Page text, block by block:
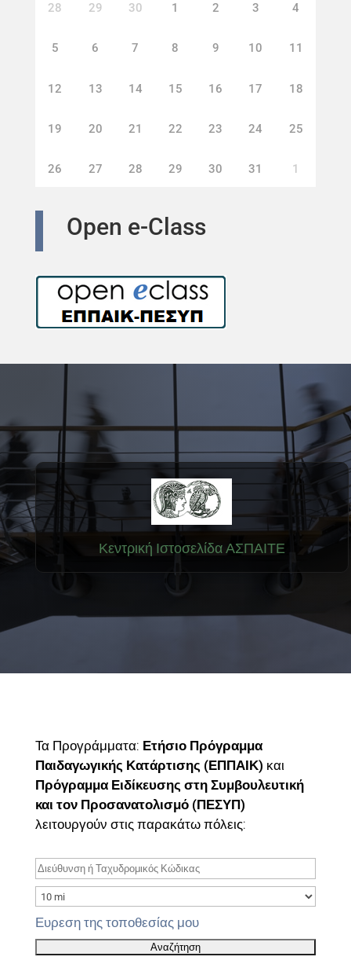
28 29 30 1 2 3 4
5 6 7 8 9 10 11
12 13 14 15 16 17 18
19 20 21 22 23 24 25
26 27 28 29 30 31 1
Open e-Class
Κεντρική Ιστοσελίδα ΑΣΠΑΙΤΕ
Τα Προγράμματα: Ετήσιο Πρόγραμμα
Παιδαγωγικής Κατάρτισης (ΕΠΠΑΙΚ) και
Πρόγραμμα Ειδίκευσης στη Συμβουλευτική
και τον Προσανατολισμό (ΠΕΣΥΠ)
λειτουργούν στις παρακάτω πόλεις:
Ευρεση της τοποθεσίας μου